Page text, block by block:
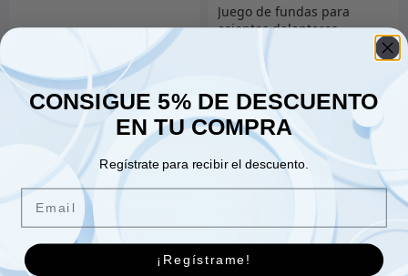
Añadir al carrito
Juego de fundas para
asientos delanteros
€
Añadir al carrito
Estándar de retención de
montaje del cuerpo
Juego de resortes
CONSIGUE 5% DE DESCUENTO
EN TU COMPRA
Regístrate para recibir el descuento.
¡Regístrame!